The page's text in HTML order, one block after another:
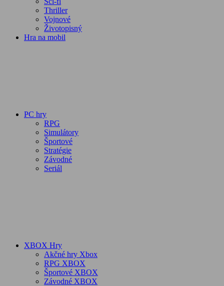
Thriller
Vojnové
Životopisný
Hra na mobil
PC hry
RPG
Simulátory
Športové
Stratégie
Závodné
Seriál
XBOX Hry
Akčné hry Xbox
RPG XBOX
Športové XBOX
Závodné XBOX